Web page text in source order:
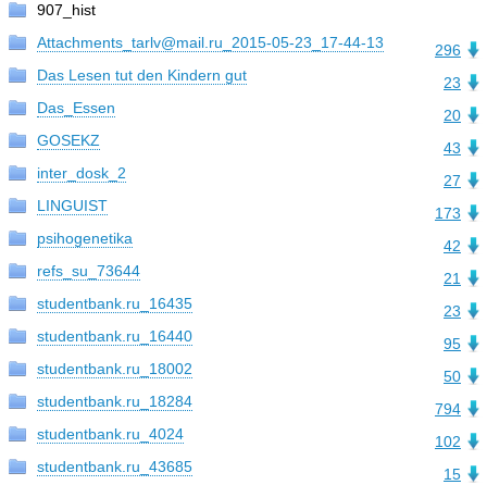
907_hist
296
Attachments_tarlv@mail.ru_2015-05-23_17-44-13
23
Das Lesen tut den Kindern gut
20
Das_Essen
43
GOSEKZ
27
inter_dosk_2
173
LINGUIST
42
psihogenetika
21
refs_su_73644
23
studentbank.ru_16435
95
studentbank.ru_16440
50
studentbank.ru_18002
794
studentbank.ru_18284
102
studentbank.ru_4024
15
studentbank.ru_43685